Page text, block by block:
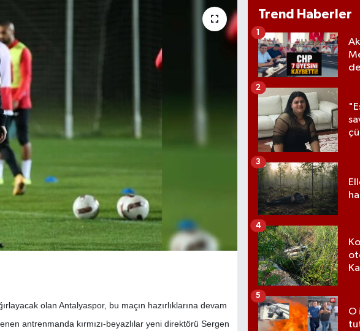
olan Antalyaspor, bu maçın hazırlıklarına devam
antrenmanda kırmızı-beyazlılar yeni direktörü Sergen
Trend Haberler
1
2
3
4
O
5